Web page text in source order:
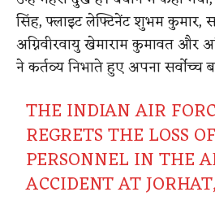
सिंह, फ्लाइट लेफ्टिनेंट शुभम कुमार,
अग्निवीरवायु खेमाराम कुमावत और
ने कर्तव्य निभाते हुए अपना सर्वोच्च
THE INDIAN AIR
REGRETS THE LOSS
PERSONNEL IN THE
ACCIDENT AT